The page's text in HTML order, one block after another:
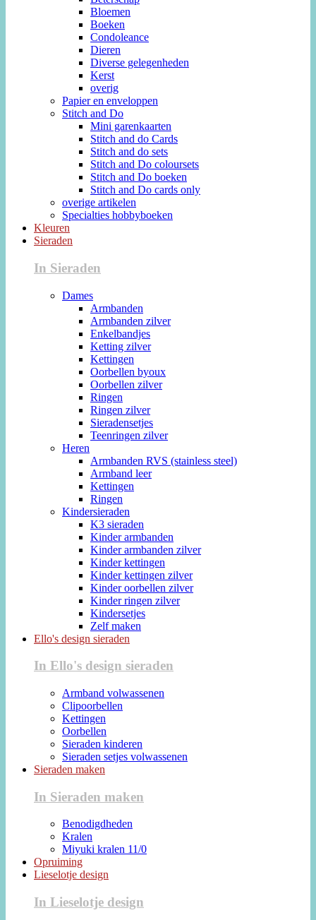
Bloemen
Boeken
Condoleance
Dieren
Diverse gelegenheden
Kerst
overig
Papier en enveloppen
Stitch and Do
Mini garenkaarten
Stitch and do Cards
Stitch and do sets
Stitch and Do coloursets
Stitch and Do boeken
Stitch and Do cards only
overige artikelen
Specialties hobbyboeken
Kleuren
Sieraden
In Sieraden
Dames
Armbanden
Armbanden zilver
Enkelbandjes
Ketting zilver
Kettingen
Oorbellen byoux
Oorbellen zilver
Ringen
Ringen zilver
Sieradensetjes
Teenringen zilver
Heren
Armbanden RVS (stainless steel)
Armband leer
Kettingen
Ringen
Kindersieraden
K3 sieraden
Kinder armbanden
Kinder armbanden zilver
Kinder kettingen
Kinder kettingen zilver
Kinder oorbellen zilver
Kinder ringen zilver
Kindersetjes
Zelf maken
Ello's design sieraden
In Ello's design sieraden
Armband volwassenen
Clipoorbellen
Kettingen
Oorbellen
Sieraden kinderen
Sieraden setjes volwassenen
Sieraden maken
In Sieraden maken
Benodigdheden
Kralen
Miyuki kralen 11/0
Opruiming
Lieselotje design
In Lieselotje design